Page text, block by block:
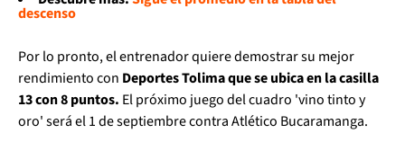
descenso
Por lo pronto, el entrenador quiere demostrar su mejor
rendimiento con Deportes Tolima que se ubica en la casilla
13 con 8 puntos. El próximo juego del cuadro 'vino tinto y
oro' será el 1 de septiembre contra Atlético Bucaramanga.